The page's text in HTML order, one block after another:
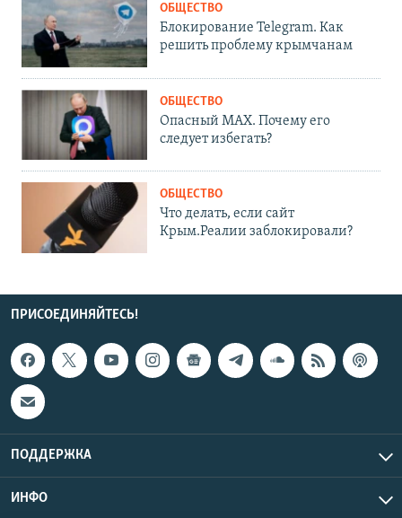
ОБЩЕСТВО
Блокирование Telegram. Как
решить проблему крымчанам
ОБЩЕСТВО
Опасный MAX. Почему его
следует избегать?
ОБЩЕСТВО
Что делать, если сайт
Крым.Реалии заблокировали?
ПРИСОЕДИНЯЙТЕСЬ!
ПОДДЕРЖКА
ИНФО